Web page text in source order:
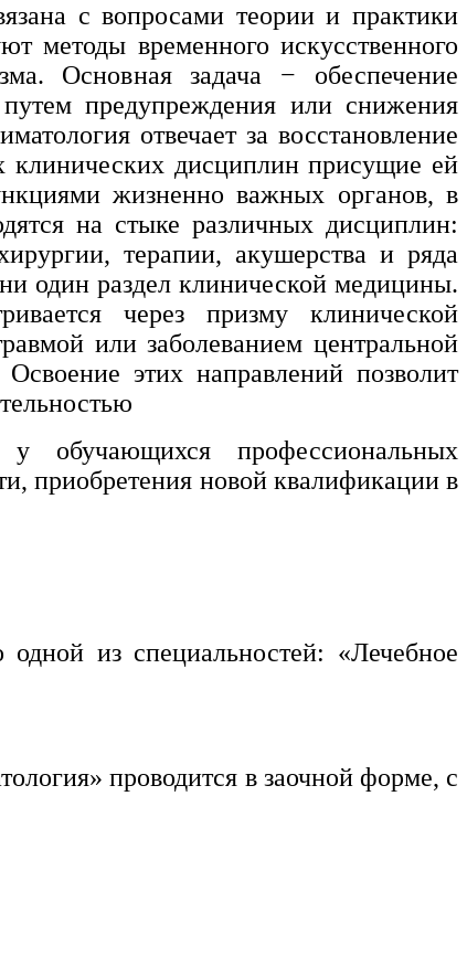
с вопросами теории и практики
методы временного искусственного
Основная задача − обеспечение
путем предупреждения или снижения
отвечает за восстановление
клинических дисциплин присущие ей
жизненно важных органов, в
на стыке различных дисциплин:
терапии, акушерства и ряда
один раздел клинической медицины.
через призму клинической
или заболеванием центральной
этих направлений позволит
обучающихся профессиональных
приобретения новой квалификации в
из специальностей: «Лечебное
проводится в заочной форме, с